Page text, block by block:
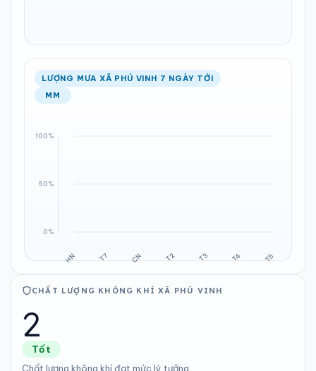
LƯỢNG MƯA XÃ PHÚ VINH 7 NGÀY TỚI
MM
CHẤT LƯỢNG KHÔNG KHÍ XÃ PHÚ VINH
2
Tốt
Chất lượng không khí đạt mức lý tưởng.